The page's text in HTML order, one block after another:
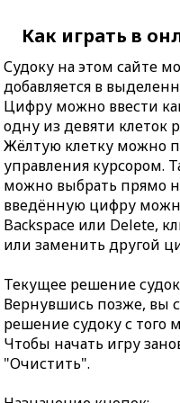
Как играть в
Судоку на этом сайте
добавляется в
Цифру можно ввести
одну из девяти клеток
Жёлтую клетку можно
управления курсором.
можно выбрать прямо
введённую цифру
Backspace или Delete,
или заменить другой
Текущее решение
Вернувшись позже, вы
решение судоку с того
Чтобы начать игру
"Очистить".